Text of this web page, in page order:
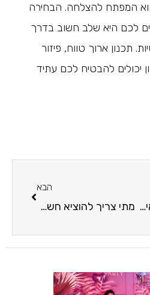
הוא המפתח להצלחה. הבחירה
לכם היא שלב חשוב בדרך
תכנון ארוך טווח, פיזור
יכולים להבטיח לכם עתיד
קונדיטוריה בוטיק: איך להפוך תשוקה לאפייה לעסק רווחי ומצליח?
הבא
מתי צריך להוציא חשבונית עסקה ומתי אפשר לוותר עליה?